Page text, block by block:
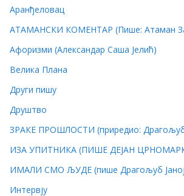
Аранђеловац
АТАМАНСКИ КОМЕНТАР (Пише: Атаман
Афоризми (Александар Саша Јелић)
Велика Плана
Други пишу
Друштво
ЗРАКЕ ПРОШЛОСТИ (приредио: Драгољуб
ИЗА УПИТНИКА (ПИШЕ ДЕЈАН
ИМАЛИ СМО ЉУДЕ (пише Драгољуб
Интервју